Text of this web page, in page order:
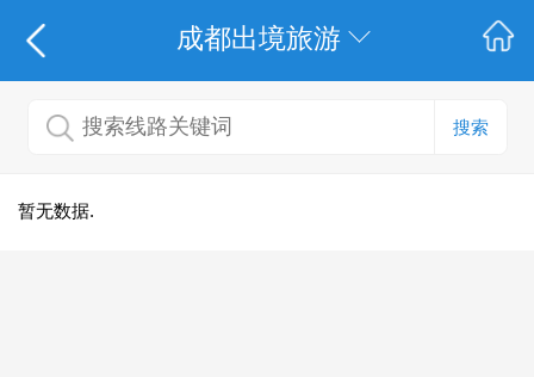
成都出境旅游
搜索
暂无数据.